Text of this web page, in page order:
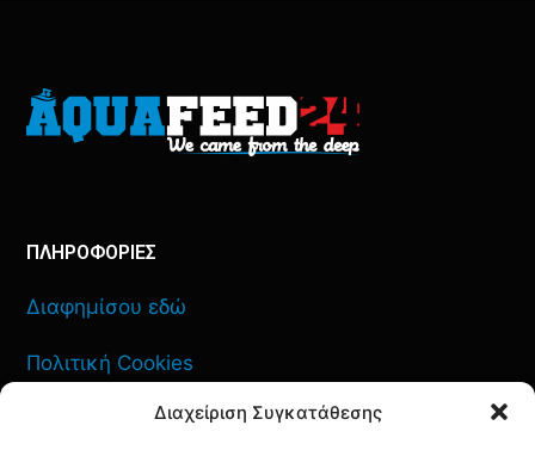
Διαχείριση Συγκατάθεσης
ΠΛΗΡΟΦΟΡΙΕΣ
Διαφημίσου εδώ
Πολιτική Cookies